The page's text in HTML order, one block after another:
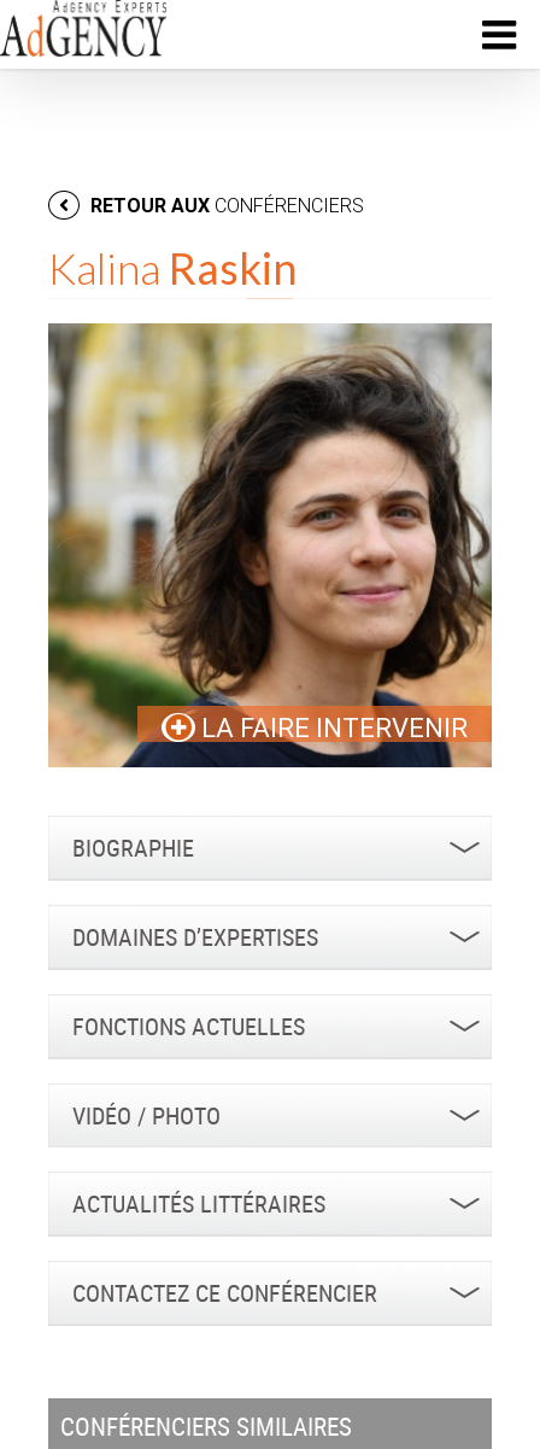
RETOUR AUX CONFÉRENCIERS
Kalina Raskin
LA FAIRE INTERVENIR
BIOGRAPHIE
DOMAINES D’EXPERTISES
FONCTIONS ACTUELLES
VIDÉO / PHOTO
ACTUALITÉS LITTÉRAIRES
CONTACTEZ CE CONFÉRENCIER
CONFÉRENCIERS SIMILAIRES